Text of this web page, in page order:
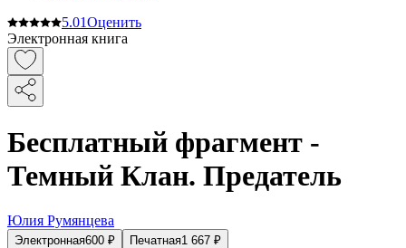
5.01Оценить
Электронная книга
Бесплатный фрагмент -
Темный Клан. Предатель
Юлия Румянцева
Электронная600 ₽ Печатная1 667 ₽